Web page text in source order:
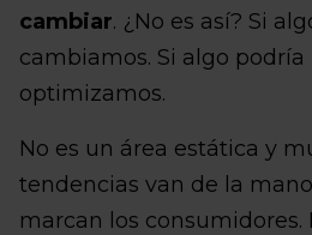
cambiar. ¿No es así? Si
cambiamos. Si algo podría
optimizamos.
No es un área estática y
tendencias van de la
marcan los consumidores.